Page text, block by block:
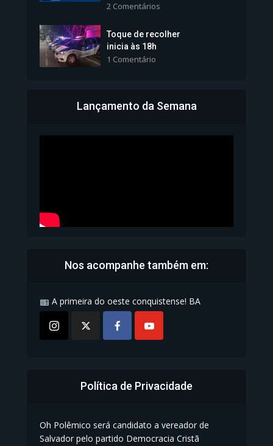
1.101 Modos de exibição
Bahia inicia emissão da
2 Comentários
Toque de recolher
inicia às 18h
1 Comentário
Lançamento da Semana
Nos acompanhe também em:
A primeira do oeste conquistense! BA
Política de Privacidade
Oh Polêmico será candidato a vereador de
Salvador pelo partido Democracia Cristã